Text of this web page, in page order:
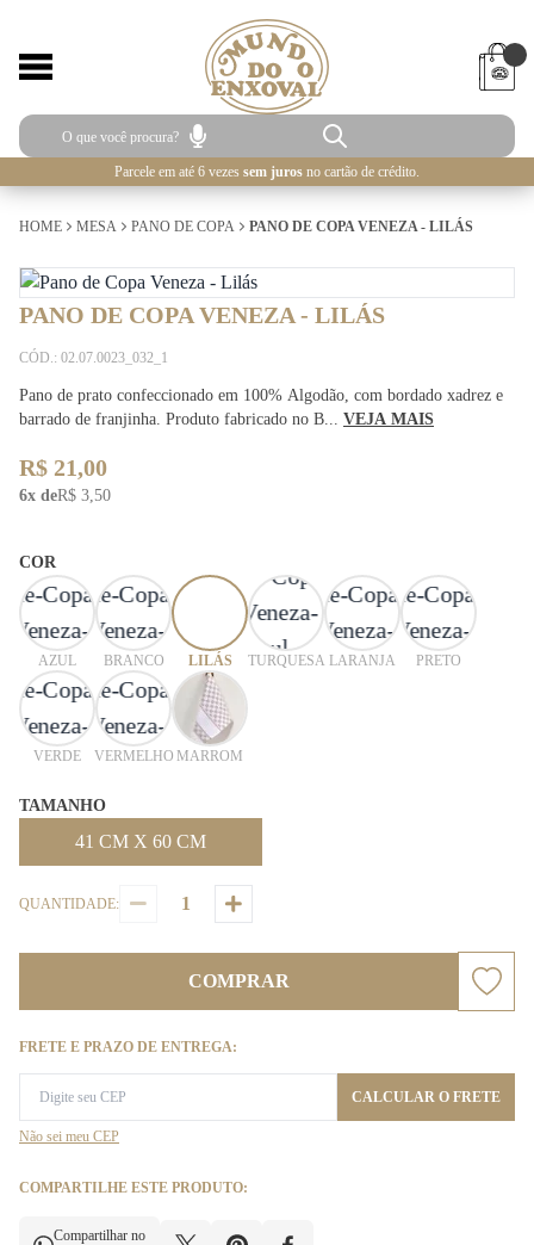
Parcele em até 6 vezes sem juros no cartão de crédito.
HOME MESA PANO DE COPA PANO DE COPA VENEZA - LILÁS
PANO DE COPA VENEZA - LILÁS
CÓD.: 02.07.0023_032_1
Pano de prato confeccionado em 100% Algodão, com bordado xadrez e
barrado de franjinha. Produto fabricado no B... VEJA MAIS
R$ 21,00
6x deR$ 3,50
COR
AZUL BRANCO LILÁS TURQUESA LARANJA PRETO
VERDE VERMELHO MARROM
TAMANHO
41 CM X 60 CM
QUANTIDADE:
COMPRAR
FRETE E PRAZO DE ENTREGA:
CALCULAR O FRETE
Não sei meu CEP
COMPARTILHE ESTE PRODUTO:
Compartilhar no